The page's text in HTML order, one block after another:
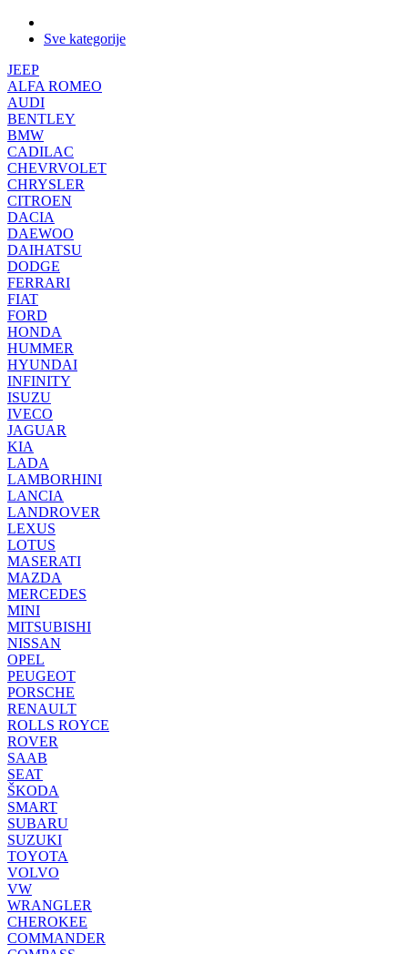
Sve kategorije
JEEP
ALFA ROMEO
AUDI
BENTLEY
BMW
CADILAC
CHEVRVOLET
CHRYSLER
CITROEN
DACIA
DAEWOO
DAIHATSU
DODGE
FERRARI
FIAT
FORD
HONDA
HUMMER
HYUNDAI
INFINITY
ISUZU
IVECO
JAGUAR
KIA
LADA
LAMBORHINI
LANCIA
LANDROVER
LEXUS
LOTUS
MASERATI
MAZDA
MERCEDES
MINI
MITSUBISHI
NISSAN
OPEL
PEUGEOT
PORSCHE
RENAULT
ROLLS ROYCE
ROVER
SAAB
SEAT
ŠKODA
SMART
SUBARU
SUZUKI
TOYOTA
VOLVO
VW
WRANGLER
CHEROKEE
COMMANDER